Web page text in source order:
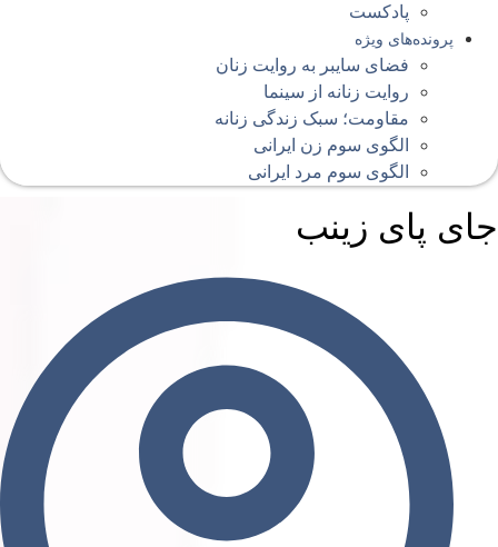
پادکست
پرونده‌های ویژه
فضای سایبر به روایت زنان
روایت زنانه از سینما
مقاومت؛ سبک زندگی زنانه
الگوی سوم زن ایرانی
الگوی سوم مرد ایرانی
پای زینب